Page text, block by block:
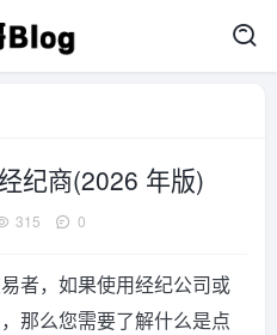
纪商(2026 年版)
315 0
者，如果使用经纪公司或
那么您需要了解什么是点